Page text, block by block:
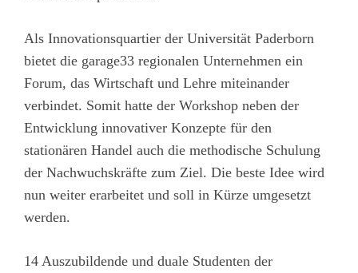
Als Innovationsquartier der Universität Paderborn
bietet die garage33 regionalen Unternehmen ein
Forum, das Wirtschaft und Lehre miteinander
verbindet. Somit hatte der Workshop neben der
Entwicklung innovativer Konzepte für den
stationären Handel auch die methodische Schulung
der Nachwuchskräfte zum Ziel. Die beste Idee wird
nun weiter erarbeitet und soll in Kürze umgesetzt
werden.
14 Auszubildende und duale Studenten der